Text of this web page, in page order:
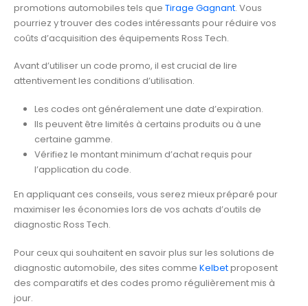
promotions automobiles tels que Tirage Gagnant. Vous
pourriez y trouver des codes intéressants pour réduire vos
coûts d’acquisition des équipements Ross Tech.
Avant d’utiliser un code promo, il est crucial de lire
attentivement les conditions d’utilisation.
Les codes ont généralement une date d’expiration.
Ils peuvent être limités à certains produits ou à une
certaine gamme.
Vérifiez le montant minimum d’achat requis pour
l’application du code.
En appliquant ces conseils, vous serez mieux préparé pour
maximiser les économies lors de vos achats d’outils de
diagnostic Ross Tech.
Pour ceux qui souhaitent en savoir plus sur les solutions de
diagnostic automobile, des sites comme Kelbetproposent
des comparatifs et des codes promo régulièrement mis à
jour.